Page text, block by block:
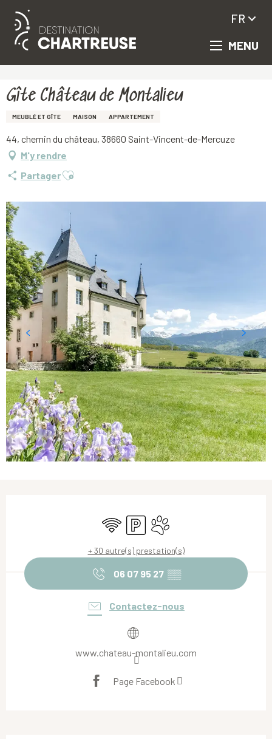
Aller
principal
MENU
FR
Gîte Château de Montalieu
MEUBLÉ ET GÎTE MAISON APPARTEMENT
44, chemin du château, 38660 Saint-Vincent-de-Mercuze
M'y rendre
PartagerAjouter aux favoris
WiFi ParkingAnimaux acceptés
+ 30 autre(s) prestation(s)
06 07 95 27 ▒▒
Contactez-nous
www.chateau-montalieu.com
Page Facebook